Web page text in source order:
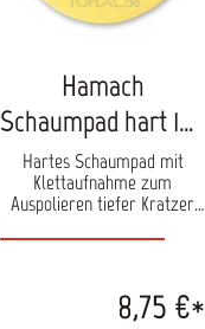
Hamach
Schaumpad hart 150
mm
Hartes Schaumpad mit
Klettaufnahme zum
Auspolieren tiefer Kratzer
Ideal zum Verabeiten von
8700. Durchmesser: 150 mm
Passend für die8,75 €*